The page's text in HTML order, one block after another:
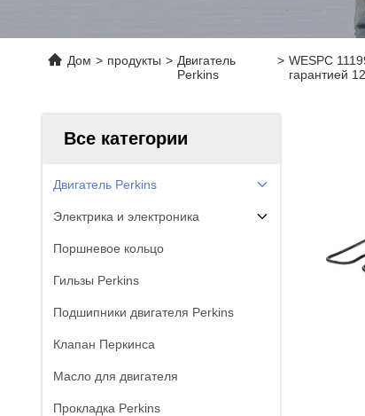
Дом > продукты > Двигатель
Perkins
> WESPC
гарантией
Все категории
Двигатель Perkins
Электрика и электроника
Поршневое кольцо
Гильзы Perkins
Подшипники двигателя Perkins
Клапан Перкинса
Масло для двигателя
Прокладка Perkins